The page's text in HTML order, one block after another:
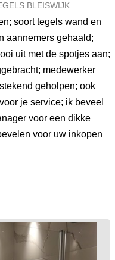
BLEISWIJK
soort tegels wand en
aannemers gehaald;
uit met de spotjes aan;
medewerker
geholpen; ook
je service; ik beveel
voor een dikke
voor uw inkopen